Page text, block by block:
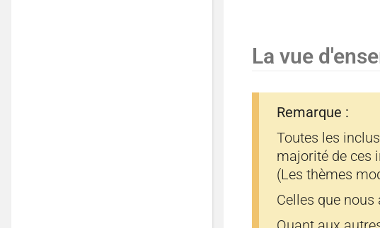
a
r
a
La vue
Remarque :
Toutes les
majorité de ces
(Les thèmes
Celles que